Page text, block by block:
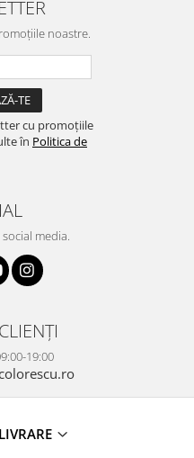
noastre.
cu promoțiile
în Politica de
media.
19:00